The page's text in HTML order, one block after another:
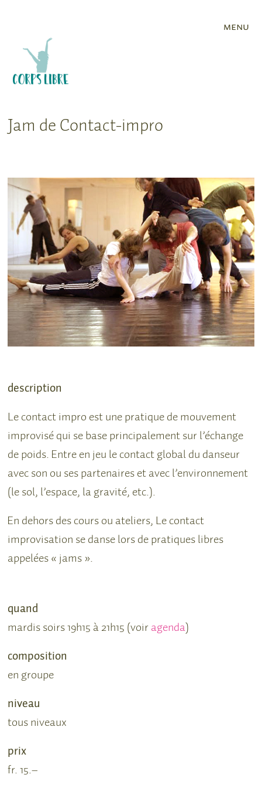
menu
Jam de Contact-impro
description
Le contact impro est une pratique de mouvement
improvisé qui se base principalement sur l’échange
de poids. Entre en jeu le contact global du danseur
avec son ou ses partenaires et avec l’environnement
(le sol, l’espace, la gravité, etc.).
En dehors des cours ou ateliers, Le contact
improvisation se danse lors de pratiques libres
appelées « jams ».
quand
mardis soirs 19h15 à 21h15 (voiragenda)
composition
en groupe
niveau
tous niveaux
prix
fr. 15.–